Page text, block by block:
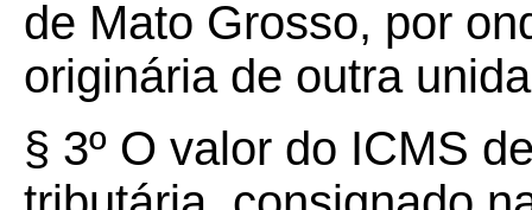
de Mato Grosso, por
originária de outra
§ 3º O valor do ICMS